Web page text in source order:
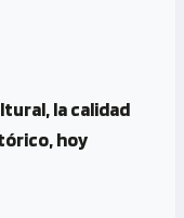
la calidad
hoy